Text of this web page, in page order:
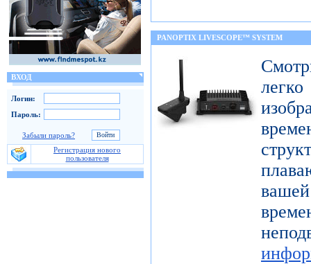
ВХОД
Логин:
Пароль:
Забыли пароль?
Регистрация нового
пользователя
PANOPTIX LIVESCOPE™ SYSTEM